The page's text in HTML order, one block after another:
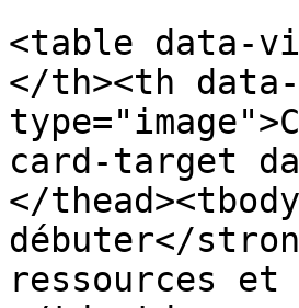
<table data-
</th><th
card-target
</
débuter</
ressources